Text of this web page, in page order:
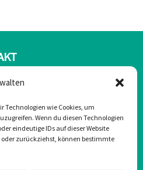
Technologien wie Cookies, um
Wenn du diesen Technologien
eindeutige IDs auf dieser Website
zurückziehst, können bestimmte
2755 7272
20, 3242 Texing